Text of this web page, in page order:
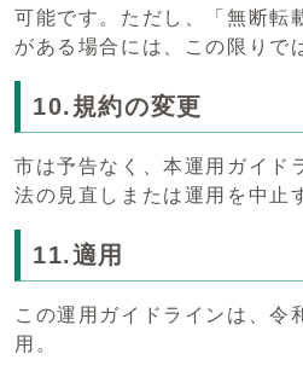
可能です。ただし、「無断転
がある場合には、この限りで
10.規約の変更
市は予告なく、本運用ガイド
法の見直しまたは運用を中止
11.適用
この運用ガイドラインは、令
用。